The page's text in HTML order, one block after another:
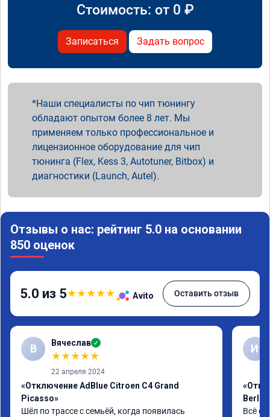
Стоимость: от 0 ₽
Записаться Задать вопрос
Наши специалисты по чип тюнингу
обладают опытом более 8 лет. Мы
применяем только профессиональное и
лицензионное оборудование для чип
тюнинга (Flex, Kess 3, Autotuner, Bitbox) и
диагностики (Launch, Autel).
Отзывы о нас: рейтинг 5.0 на основании
850 оценок
5.0 из 5★★★★★ Avito Оставить отзыв
В Вячеслав ✓
★★★★★
22 апреля 2024
«Отключение AdBlue Citroen C4 Grand
Picasso»
Шёл по трассе с семьёй, когда появилась
И
Всё